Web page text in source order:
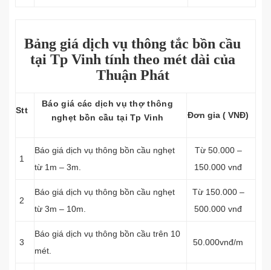
Bảng giá dịch vụ thông tắc bồn cầu
tại Tp Vinh tính theo mét dài của
Thuận Phát
Stt
Báo giá các dịch vụ thợ thông
nghẹt bồn cầu tại Tp Vinh
Đơn gia ( VNĐ)
1
Báo giá dịch vụ thông bồn cầu nghẹt
từ 1m – 3m.
Từ 50.000 –
150.000 vnđ
2
Báo giá dịch vụ thông bồn cầu nghẹt
từ 3m – 10m.
Từ 150.000 –
500.000 vnđ
3
Báo giá dịch vụ thông bồn cầu trên 10
mét.
50.000vnđ/m